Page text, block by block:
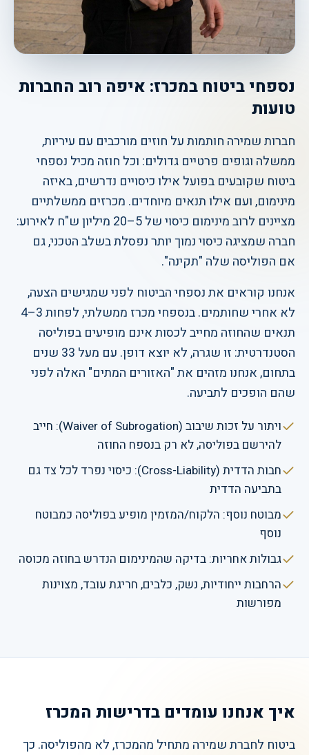
נספחי ביטוח במכרז: איפה רוב החברות
טועות
חברות שמירה חותמות על חוזים מורכבים עם עיריות,
ממשלה וגופים פרטיים גדולים: וכל חוזה מכיל נספחי
ביטוח שקובעים בפועל אילו כיסויים נדרשים, באיזה
מינימום, ועם אילו תנאים מיוחדים. מכרזים ממשלתיים
מציינים לרוב מינימום כיסוי של 5–20 מיליון ש"ח לאירוע:
חברה שמציגה כיסוי נמוך יותר נפסלת בשלב הטכני, גם
אם הפוליסה שלה "תקינה".
אנחנו קוראים את נספחי הביטוח לפני שמגישים הצעה,
לא אחרי שחותמים. בנספחי מכרז ממשלתי, לפחות 3–4
תנאים שהחוזה מחייב לכסות אינם מופיעים בפוליסה
הסטנדרטית: זו שגרה, לא יוצא דופן. עם מעל 33 שנים
בתחום, אנחנו מזהים את "האזורים המתים" האלה לפני
שהם הופכים לתביעה.
ויתור על זכות שיבוב (Waiver of Subrogation): חייב
להירשם בפוליסה, לא רק בנספח החוזה
חבות הדדית (Cross-Liability): כיסוי נפרד לכל צד גם
בתביעה הדדית
מבוטח נוסף: הלקוח/המזמין מופיע בפוליסה כמבוטח
נוסף
גבולות אחריות: בדיקה שהמינימום הנדרש בחוזה מכוסה
הרחבות ייחודיות, נשק, כלבים, חריגת עובד, מצוינות
מפורשות
איך אנחנו עומדים בדרישות המכרז
ביטוח לחברת שמירה מתחיל מהמכרז, לא מהפוליסה. כך